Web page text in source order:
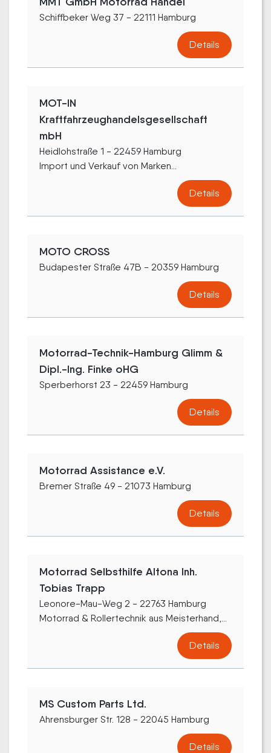
Schiffbeker Weg 37 - 22111 Hamburg
Details
MOT-IN
Kraftfahrzeughandelsgesellschaft
mbH
Heidlohstraße 1 - 22459 Hamburg
Import und Verkauf von Marken...
Details
MOTO CROSS
Budapester Straße 47B - 20359 Hamburg
Details
Motorrad-Technik-Hamburg Glimm &
Dipl.-Ing. Finke oHG
Sperberhorst 23 - 22459 Hamburg
Details
Motorrad Assistance e.V.
Bremer Straße 49 - 21073 Hamburg
Details
Motorrad Selbsthilfe Altona Inh.
Tobias Trapp
Leonore-Mau-Weg 2 - 22763 Hamburg
Motorrad & Rollertechnik aus Meisterhand,...
Details
MS Custom Parts Ltd.
Ahrensburger Str. 128 - 22045 Hamburg
Details